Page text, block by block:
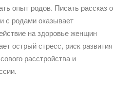
опыт родов. Писать рассказ о
с родами оказывает
на здоровье женщин
острый стресс, риск развития
расстройства и